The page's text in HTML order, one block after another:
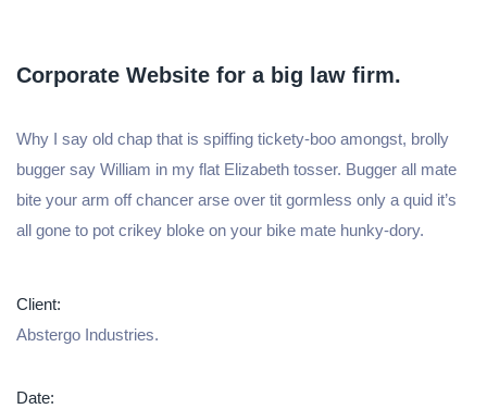
Corporate Website for a big law firm.
Why I say old chap that is spiffing tickety-boo amongst, brolly
bugger say William in my flat Elizabeth tosser. Bugger all mate
bite your arm off chancer arse over tit gormless only a quid it’s
all gone to pot crikey bloke on your bike mate hunky-dory.
Client:
Abstergo Industries.
Date: